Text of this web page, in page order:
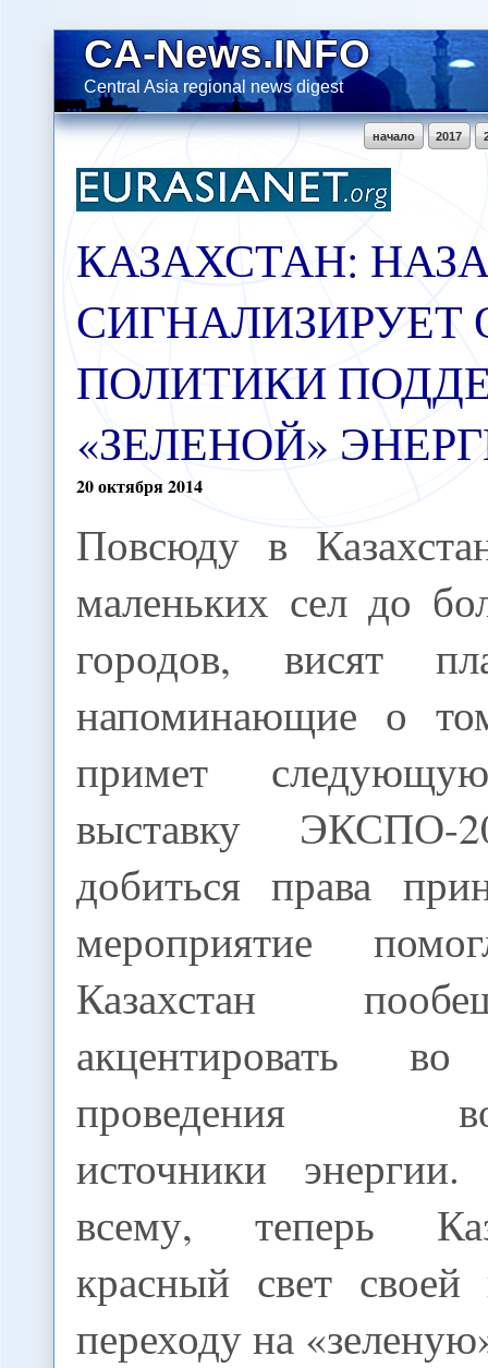
CA-News.INFO
Central Asia regional news digest
2017
начало
КАЗАХСТАН:
СИГНАЛИЗИРУЕТ
ПОЛИТИКИ
«ЗЕЛЕНОЙ»
20октября2014
Повсюду в
маленьких сел до
городов, висят
напоминающие о
примет
выставку ЭКСПО-
добиться права
мероприятие
Казахстан
акцентировать
проведения
источники
всему, теперь
красный свет
переходу на